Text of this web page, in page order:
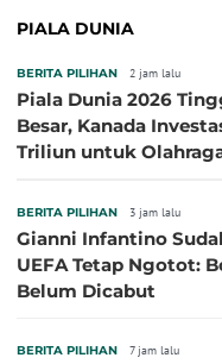
PIALA DUNIA
BERITA PILIHAN 2 jam lalu
Piala Dunia 2026
Besar, Kanada
Triliun untuk
BERITA PILIHAN 3 jam lalu
Gianni Infantino
UEFA Tetap Ngotot:
Belum Dicabut
BERITA PILIHAN 7 jam lalu